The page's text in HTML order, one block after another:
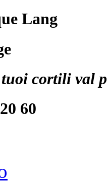
Lang
cortili val
60